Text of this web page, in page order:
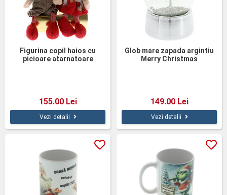
Figurina copil haios cu
picioare atarnatoare
155.00 Lei
Vezi detalii
Glob mare zapada argintiu
Merry Christmas
149.00 Lei
Vezi detalii